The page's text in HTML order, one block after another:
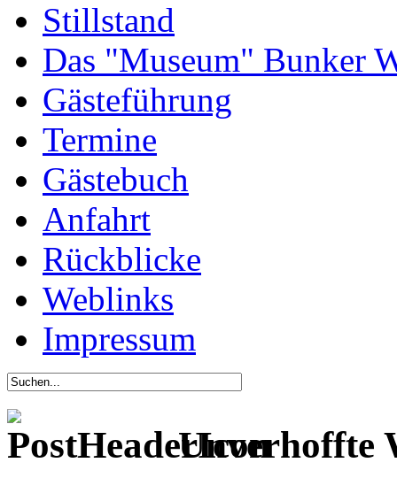
Stillstand
Das "Museum" Bunker
Gästeführung
Termine
Gästebuch
Anfahrt
Rückblicke
Weblinks
Impressum
Unverhoffte